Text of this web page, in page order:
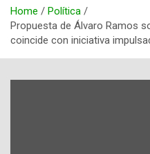
Home
Política
Propuesta de Álvaro Ramos
coincide con iniciativa